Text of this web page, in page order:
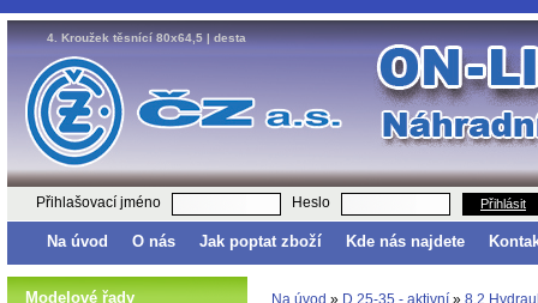
4. Kroužek těsnící 80x64,5 | desta
Přihlašovací jméno Heslo Přihlásit
Na úvod O nás Jak poptat zboží Kde nás najdete
Modelové řady Na úvod » D 25-35 - aktivní » 8.2